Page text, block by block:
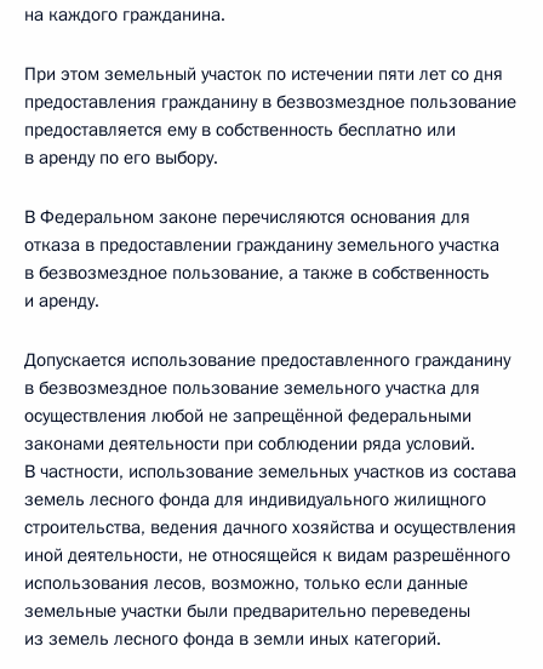
на каждого гражданина.
При этом земельный участок по истечении пяти лет со дня
предоставления гражданину в безвозмездное пользование
предоставляется ему в собственность бесплатно или
в аренду по его выбору.
В Федеральном законе перечисляются основания для
отказа в предоставлении гражданину земельного участка
в безвозмездное пользование, а также в собственность
и аренду.
Допускается использование предоставленного гражданину
в безвозмездное пользование земельного участка для
осуществления любой не запрещённой федеральными
законами деятельности при соблюдении ряда условий.
В частности, использование земельных участков из состава
земель лесного фонда для индивидуального жилищного
строительства, ведения дачного хозяйства и осуществления
иной деятельности, не относящейся к видам разрешённого
использования лесов, возможно, только если данные
земельные участки были предварительно переведены
из земель лесного фонда в земли иных категорий.